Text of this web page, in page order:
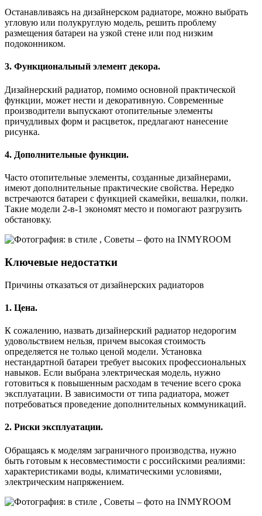
Останавливаясь на дизайнерском радиаторе, можно выбрать
угловую или полукруглую модель, решить проблему
размещения батареи на узкой стене или под низким
подоконником.
3. Функциональный элемент декора.
Дизайнерский радиатор, помимо основной практической
функции, может нести и декоративную. Современные
производители выпускают отопительные элементы
причудливых форм и расцветок, предлагают нанесение
рисунка.
4. Дополнительные функции.
Часто отопительные элементы, созданные дизайнерами,
имеют дополнительные практические свойства. Нередко
встречаются батареи с функцией скамейки, вешалки, полки.
Такие модели 2-в-1 экономят место и помогают разгрузить
обстановку.
Ключевые недостатки
Причины отказаться от дизайнерских радиаторов
1. Цена.
К сожалению, назвать дизайнерский радиатор недорогим
удовольствием нельзя, причем высокая стоимость
определяется не только ценой модели. Установка
нестандартной батареи требует высоких профессиональных
навыков. Если выбрана электрическая модель, нужно
готовиться к повышенным расходам в течение всего срока
эксплуатации. В зависимости от типа радиатора, может
потребоваться проведение дополнительных коммуникаций.
2. Риски эксплуатации.
Обращаясь к моделям заграничного производства, нужно
быть готовым к несовместимости с российскими реалиями:
характеристиками воды, климатическими условиями,
электрическим напряжением.